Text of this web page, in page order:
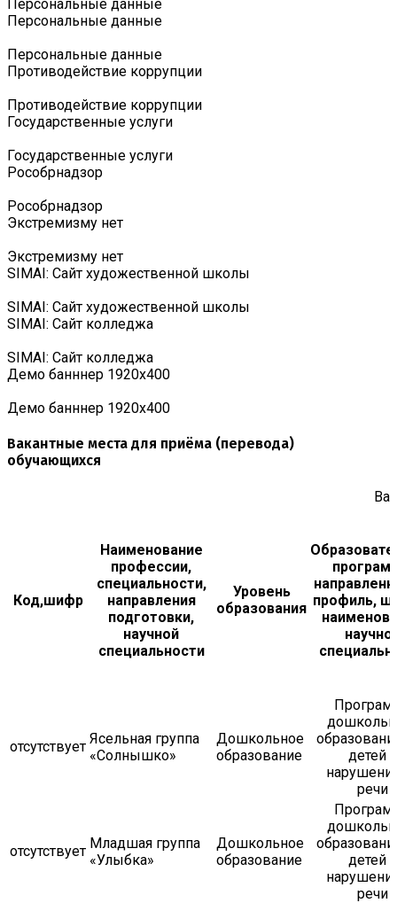
Персональные данные
Персональные данные
Персональные данные
Противодействие коррупции
Противодействие коррупции
Государственные услуги
Государственные услуги
Роcобрнадзор
Роcобрнадзор
Экстремизму нет
Экстремизму нет
SIMAI: Сайт художественной школы
SIMAI: Сайт художественной школы
SIMAI: Сайт колледжа
SIMAI: Сайт колледжа
Демо банннер 1920х400
Демо банннер 1920х400
Вакантные места для приёма (перевода)
обучающихся
Код,шифр
Наименование
профессии,
специальности,
направления
подготовки,
научной
специальности
Уровень
образования профиль,
отсутствует Ясельная группа
«Солнышко»
Дошкольное
образование
детей с
речи
отсутствует Младшая группа
«Улыбка»
Дошкольное
образование
детей с
речи